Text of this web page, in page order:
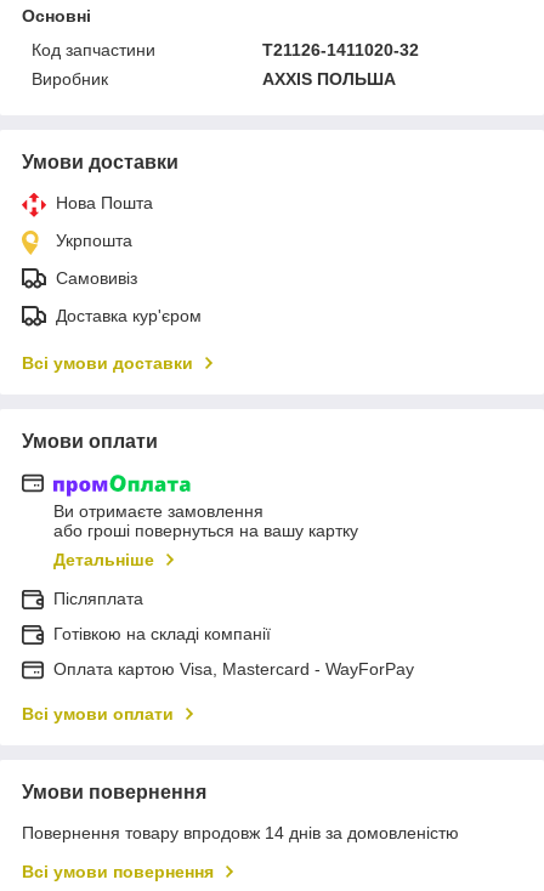
Основні
Код запчастини
Т21126-1411020-32
Виробник
AXXIS ПОЛЬША
Умови доставки
Нова Пошта
Укрпошта
Самовивіз
Доставка кур'єром
Всі умови доставки
Умови оплати
Ви отримаєте замовлення
або гроші повернуться на вашу картку
Детальніше
Післяплата
Готівкою на складі компанії
Оплата картою Visa, Mastercard - WayForPay
Всі умови оплати
Умови повернення
Повернення товару впродовж 14 днів за домовленістю
Всі умови повернення